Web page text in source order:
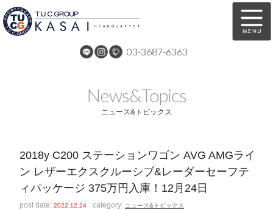
03-3687-6363
全国納車 特別作業
注文販売 自動車保険
News&Topics
ニュース&トピックス
2018y C200 ステーションワゴン AVG AMGライ
ン レザーエクスクルーシブ&レーダーセーフテ
ィパッケージ 375万円入庫！12月24日
post date:2022.12.24 category: ニュース&トピックス